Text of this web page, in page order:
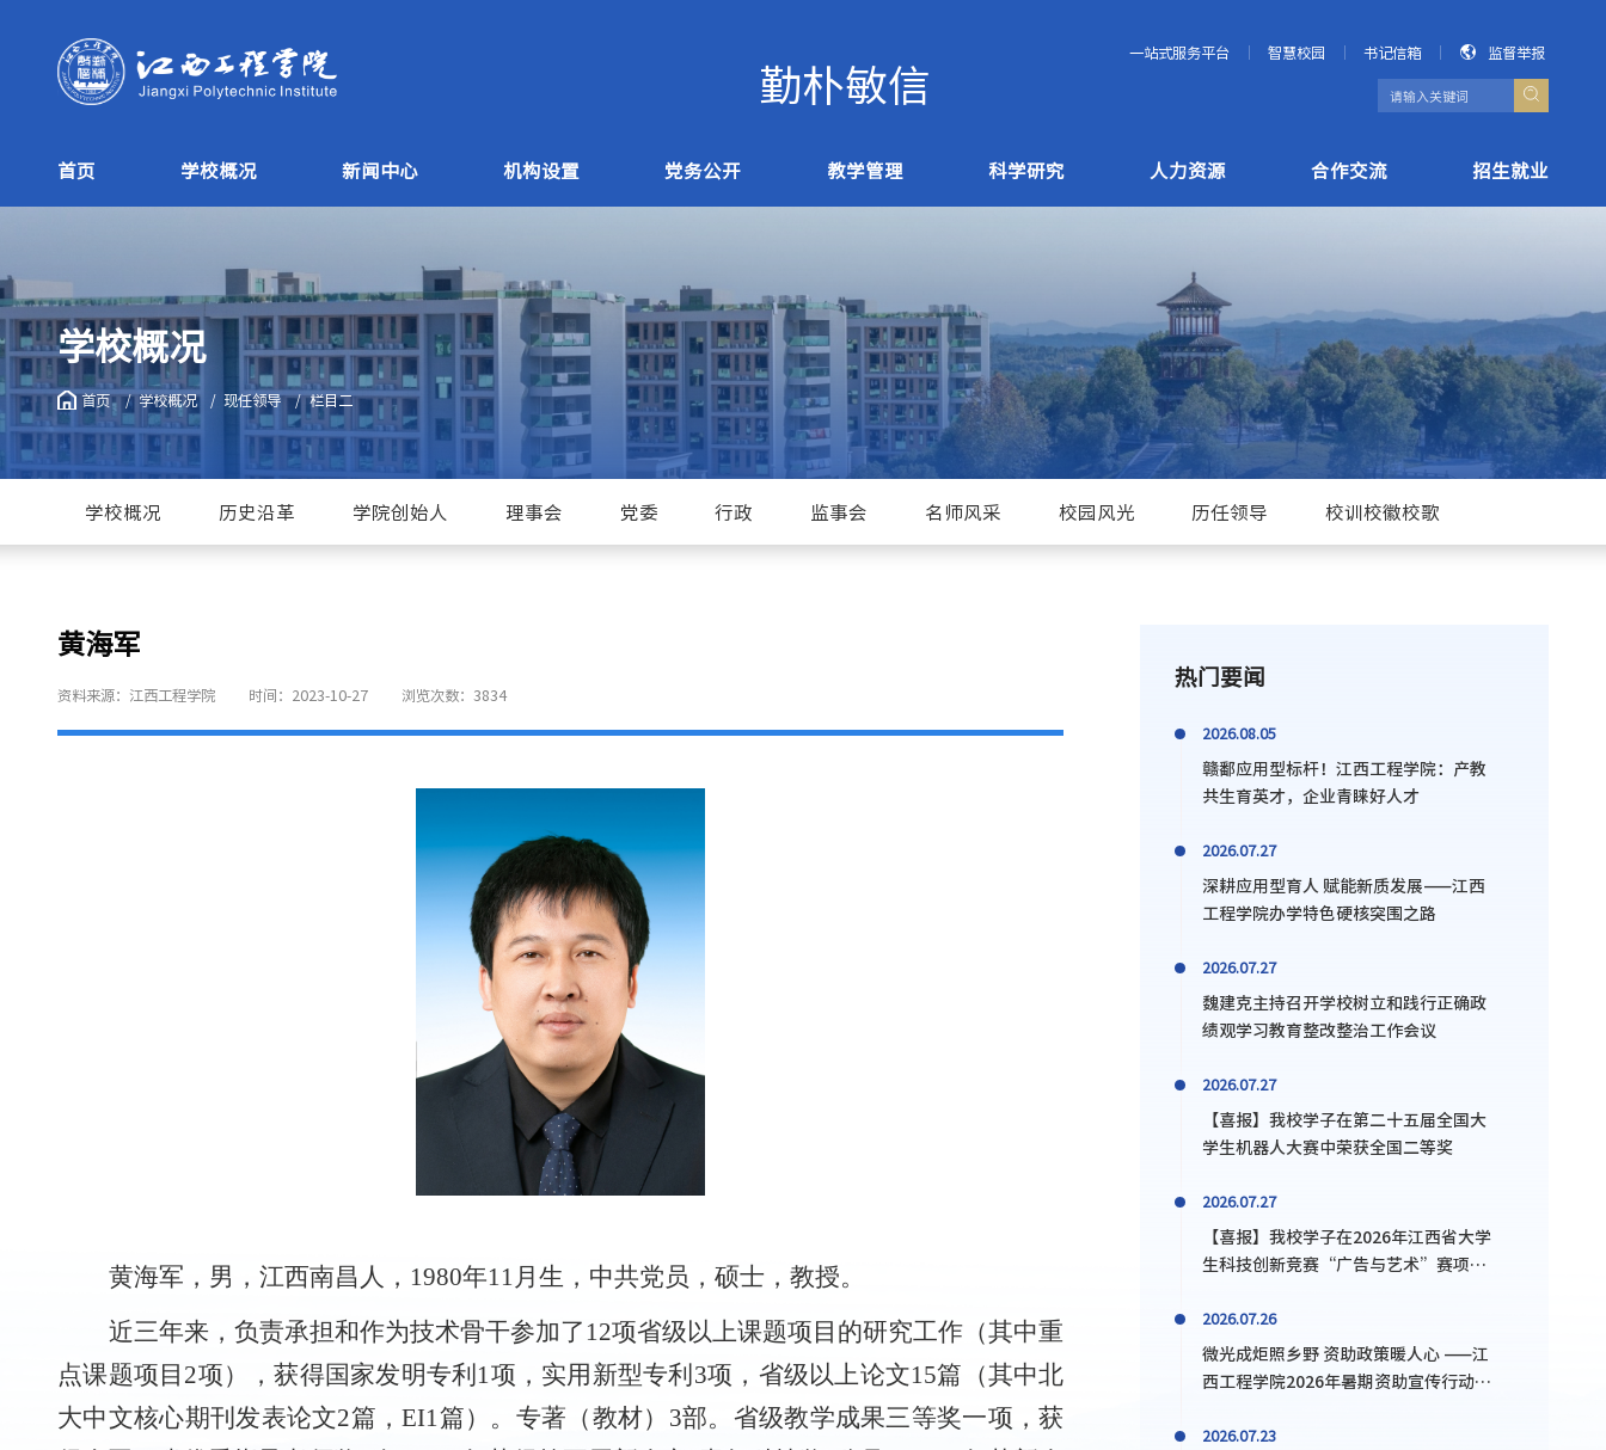
一站式服务平台 智慧校园 书记信箱 监督举报
首页 学校概况 新闻中心 机构设置 党务公开 教学管理 科学研究 人力资源 合作交流 招生就业
学校概况
首页 学校概况 现任领导 栏目二
学校概况 历史沿革 学院创始人 理事会 党委 行政 监事会 名师风采 校园风光 历任领导 校训校徽校歌
黄海军
资料来源：江西工程学院 时间：2023-10-27 浏览次数： 3834
黄海军，男， 江西南昌人， 1980年11月生， 中共党员 ， 硕士，教授。
近三年来，负责承担和作为技术骨干参加了12项省级以上课题项目的研究工作（其中重
点课题项目2项），获得国家发明专利1项，实用新型专利3项，省级以上论文15篇（其中北
大中文核心期刊发表论文2篇，EI1篇）。专著（教材）3部。省级教学成果三等奖一项，获
热门要闻
2026.08.05
赣鄱应用型标杆！江西工程学院：产教
共生育英才，企业青睐好人才
2026.07.27
深耕应用型育人 赋能新质发展——江西
工程学院办学特色硬核突围之路
2026.07.27
魏建克主持召开学校树立和践行正确政
绩观学习教育整改整治工作会议
2026.07.27
【喜报】我校学子在第二十五届全国大
学生机器人大赛中荣获全国二等奖
2026.07.27
【喜报】我校学子在2026年江西省大学
生科技创新竞赛“广告与艺术”赛项暨
2026.07.26
微光成炬照乡野 资助政策暖人心 ——江
西工程学院2026年暑期资助宣传行动成
2026.07.23